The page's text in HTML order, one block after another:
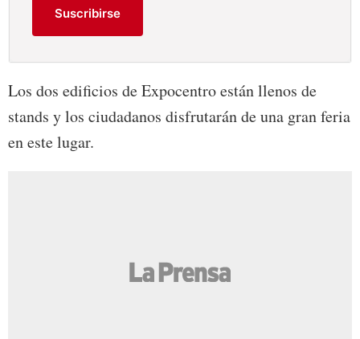
Suscribirse
Los dos edificios de Expocentro están llenos de
stands y los ciudadanos disfrutarán de una gran feria
en este lugar.